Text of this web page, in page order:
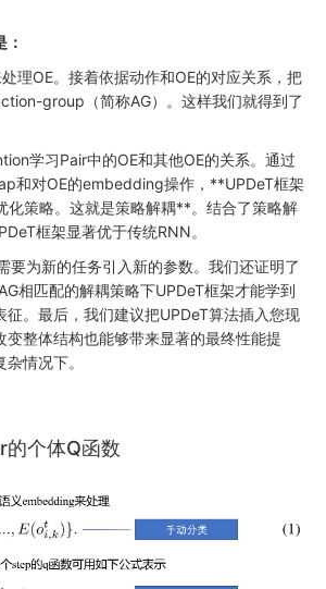
理OE。接着依据动作和OE的对应关系，把
group（简称AG）。这样我们就得到了
学习Pair中的OE和其他OE的关系。通过
和对OE的embedding操作，**UPDeT框架
策略。这就是策略解耦**。结合了策略解
框架显著优于传统RNN。
要为新的任务引入新的参数。我们还证明了
相匹配的解耦策略下UPDeT框架才能学到
征。最后，我们建议把UPDeT算法插入您现
变整体结构也能够带来显著的最终性能提
情况下。
个体Q函数